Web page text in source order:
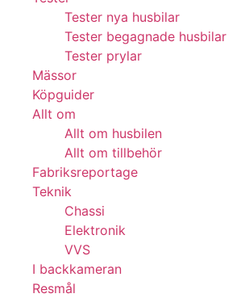
Tester nya husbilar
Tester begagnade husbilar
Tester prylar
Mässor
Köpguider
Allt om
Allt om husbilen
Allt om tillbehör
Fabriksreportage
Teknik
Chassi
Elektronik
VVS
I backkameran
Resmål